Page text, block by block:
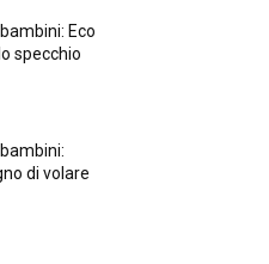
Eco
specchio
di volare